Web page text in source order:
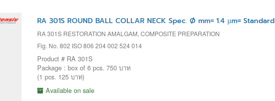
RA 301S ROUND BALL COLLAR NECK Spec. Ø mm= 1.4 µm= Standard
RA 301S RESTORATION AMALGAM, COMPOSITE PREPARATION
Fig. No. 802 ISO 806 204 002 524 014
Product # RA 301S
Package : box of 6 pcs. 750 บาท
(1 pcs. 125 บาท)
Available on sale